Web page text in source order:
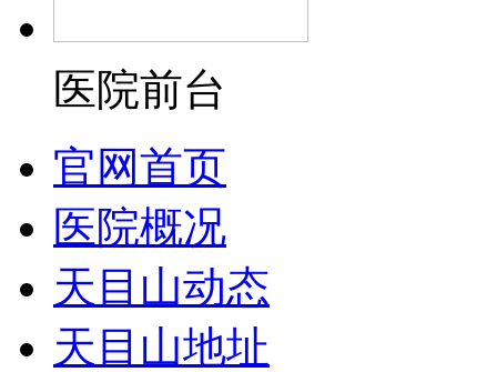
医院前台
官网首页
医院概况
天目山动态
天目山地址